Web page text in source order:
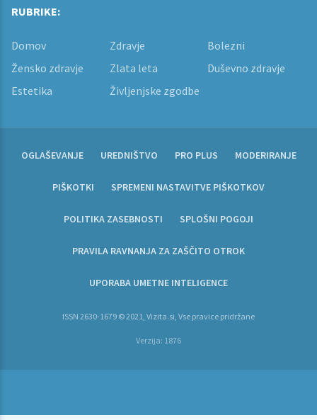
RUBRIKE:
Domov Zdravje
Bolezni
Žensko zdravje
Zlata leta
Duševno zdravje
Estetika
Življenjske zgodbe
OGLAŠEVANJE UREDNIŠTVO PRO PLUS MODERIRANJE
PIŠKOTKI SPREMENI NASTAVITVE PIŠKOTKOV
POLITIKA ZASEBNOSTI SPLOŠNI POGOJI
PRAVILA RAVNANJA ZA ZAŠČITO OTROK
UPORABA UMETNE INTELIGENCE
ISSN 2630-1679 © 2021, Vizita.si, Vse pravice pridržane
Verzija: 1876